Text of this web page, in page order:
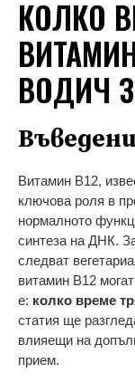
КОЛКО
ВОДИЧ
Витамин B12,
ключова роля в
нормалното
синтеза на ДНК.
следват
витамин B12
е: колко време
статия ще
влияещи на
прием.